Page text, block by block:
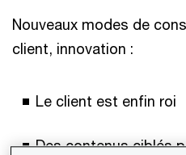
Nouveaux modes de
client, innovation :
Le client est enfin roi
Des contenus ciblés